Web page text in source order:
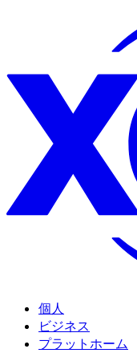
個人
ビジネス
プラットホーム